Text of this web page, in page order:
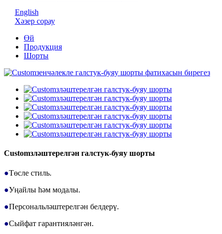
English
Хәзер сорау
Өй
Продукция
Шорты
Customзләштерелгән галстук-буяу шорты
●Төсле стиль.
●Уңайлы һәм модалы.
●Персональләштерелгән белдерү.
●Сыйфат гарантияләнгән.